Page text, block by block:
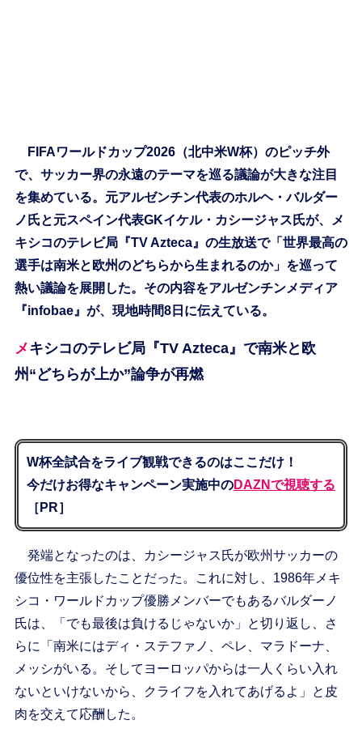
FIFAワールドカップ2026（北中米W杯）のピッチ外
で、サッカー界の永遠のテーマを巡る議論が大きな注目
を集めている。元アルゼンチン代表のホルヘ・バルダー
ノ氏と元スペイン代表GKイケル・カシージャス氏が、メ
キシコのテレビ局『TV Azteca』の生放送で「世界最高の
選手は南米と欧州のどちらから生まれるのか」を巡って
熱い議論を展開した。その内容をアルゼンチンメディア
『infobae』が、現地時間8日に伝えている。
メキシコのテレビ局『TV Azteca』で南米と欧
州“どちらが上か”論争が再燃
W杯全試合をライブ観戦できるのはここだけ！
今だけお得なキャンペーン実施中のDAZNで視聴する
［PR］
発端となったのは、カシージャス氏が欧州サッカーの
優位性を主張したことだった。これに対し、1986年メキ
シコ・ワールドカップ優勝メンバーでもあるバルダーノ
氏は、「でも最後は負けるじゃないか」と切り返し、さ
らに「南米にはディ・ステファノ、ペレ、マラドーナ、
メッシがいる。そしてヨーロッパからは一人くらい入れ
ないといけないから、クライフを入れてあげるよ」と皮
肉を交えて応酬した。